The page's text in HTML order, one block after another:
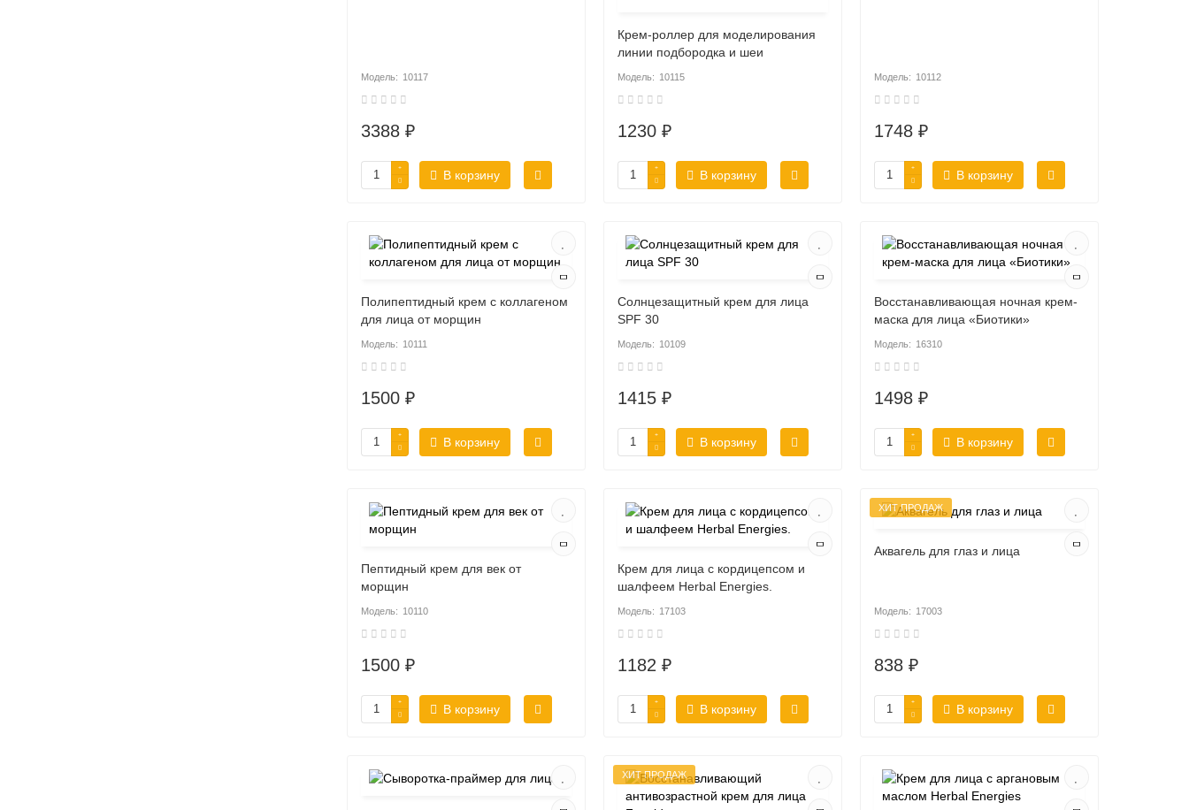
10117
3388 ₽
В корзину
Крем-роллер для моделирования
линии подбородка и шеи
10115
1230 ₽
В корзину
10112
1748 ₽
В корзину
Полипептидный крем с коллагеном
для лица от морщин
10111
1500 ₽
В корзину
Солнцезащитный крем для лица
SPF 30
10109
1415 ₽
В корзину
Восстанавливающая ночная крем-
маска для лица «Биотики»
16310
1498 ₽
В корзину
Пептидный крем для век от
морщин
10110
1500 ₽
В корзину
Крем для лица с кордицепсом и
шалфеем Herbal Energies.
17103
1182 ₽
В корзину
ХИТ ПРОДАЖ
Аквагель для глаз и лица
17003
838 ₽
В корзину
ХИТ ПРОДАЖ